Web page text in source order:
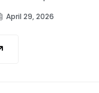
April 29, 2026